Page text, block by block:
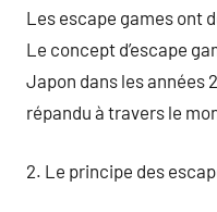
Les escape games ont
Le concept d’escape
Japon dans les années
répandu à travers le
2. Le principe des